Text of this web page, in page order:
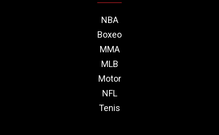
NBA
Boxeo
MMA
MLB
Motor
NFL
Tenis